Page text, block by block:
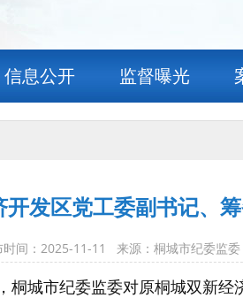
信息公开 监督曝光
开发区党工委副书记、
时间：2025-11-11 来源：桐城市纪委监
桐城市纪委监委对原桐城双新